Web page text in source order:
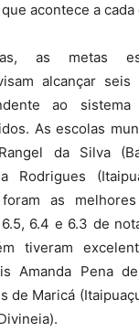
acontece a cada
as metas
alcançar
ao sistema
As escolas
da Silva
Rodrigues
as
6.4 e 6.3 de
tiveram
Amanda Pena
de Maricá